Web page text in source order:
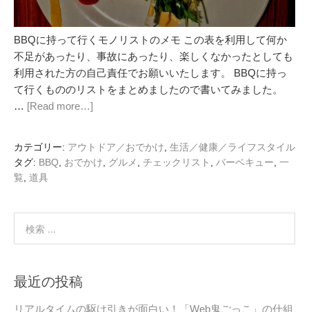
BBQに持って行くモノリストのメモ この表を利用して何か
不足があったり、事故にあったり、楽しくなかったとしても
利用された方の自己責任でお願いいたします。 BBQに持っ
て行くもののリストをまとめましたので書いてみました。
… [Read more…]
カテゴリー: アウトドア／おでかけ 生活／健康／ライフスタイル
タグ: BBQ おでかけ グルメ チェックリスト バーベキュー 一
覧 道具
最近の投稿
リアルタイムの駆け引きが面白い！「Web鬼ごっこ」の仕組